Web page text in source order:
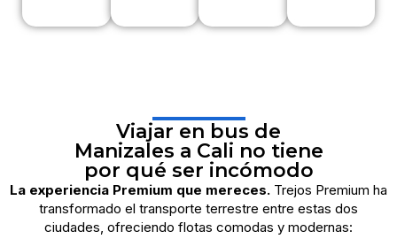
Viajar en bus de
Manizales a Cali no tiene
por qué ser incómodo
La experiencia Premium que mereces. Trejos Premium ha
transformado el transporte terrestre entre estas dos
ciudades, ofreciendo flotas comodas y modernas: